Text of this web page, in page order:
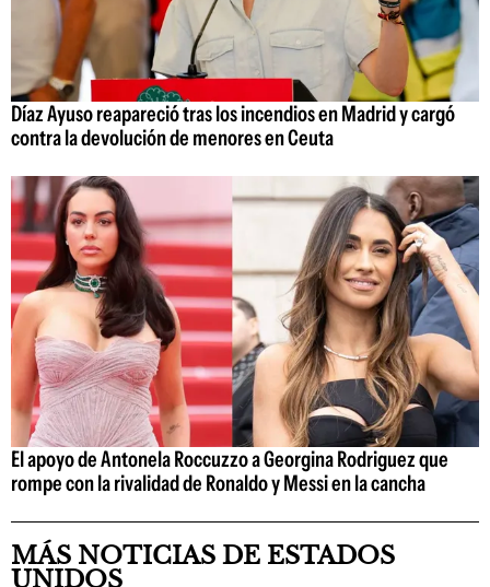
Díaz Ayuso reapareció tras los incendios en Madrid y cargó
contra la devolución de menores en Ceuta
El apoyo de Antonela Roccuzzo a Georgina Rodriguez que
rompe con la rivalidad de Ronaldo y Messi en la cancha
MÁS NOTICIAS DE ESTADOS
UNIDOS